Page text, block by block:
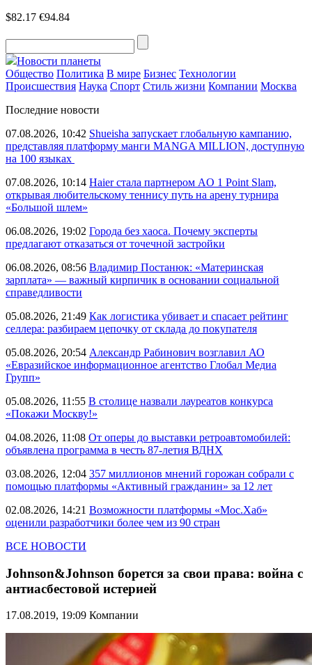
$82.17 €94.84
Новости планеты
Общество Политика В мире Бизнес Технологии
Происшествия Наука Спорт Стиль жизни Компании Москва
Последние новости
07.08.2026, 10:42 Shueisha запускает глобальную кампанию,
представляя платформу манги MANGA MILLION, доступную
на 100 языках
07.08.2026, 10:14 Haier стала партнером AO 1 Point Slam,
открывая любительскому теннису путь на арену турнира
«Большой шлем»
06.08.2026, 19:02 Города без хаоса. Почему эксперты
предлагают отказаться от точечной застройки
06.08.2026, 08:56 Владимир Постанюк: «Материнская
зарплата» — важный кирпичик в основании социальной
справедливости
05.08.2026, 21:49 Как логистика убивает и спасает рейтинг
селлера: разбираем цепочку от склада до покупателя
05.08.2026, 20:54 Александр Рабинович возглавил АО
«Евразийское информационное агентство Глобал Медиа
Групп»
05.08.2026, 11:55 В столице назвали лауреатов конкурса
«Покажи Москву!»
04.08.2026, 11:08 От оперы до выставки ретроавтомобилей:
объявлена программа в честь 87-летия ВДНХ
03.08.2026, 12:04 357 миллионов мнений горожан собрали с
помощью платформы «Активный гражданин» за 12 лет
02.08.2026, 14:21 Возможности платформы «Мос.Хаб»
оценили разработчики более чем из 90 стран
ВСЕ НОВОСТИ
Johnson&Johnson борется за свои права: война с
антиасбестовой истерией
17.08.2019, 19:09 Компании